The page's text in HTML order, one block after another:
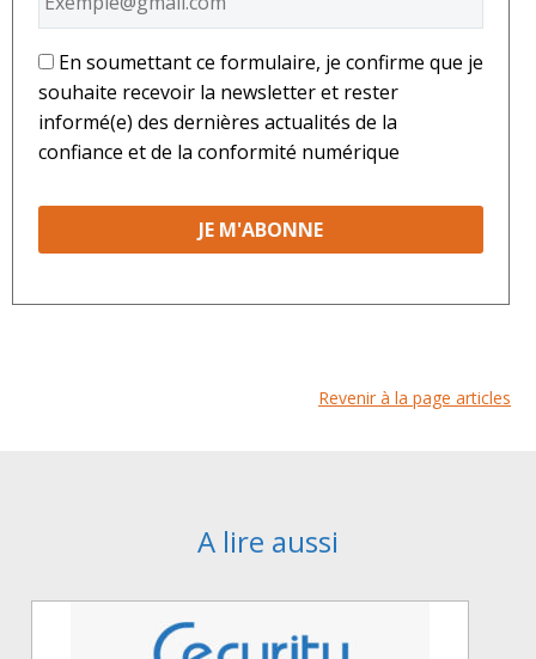
* En soumettant ce formulaire, je confirme que je
souhaite recevoir la newsletter et rester
informé(e) des dernières actualités de la
confiance et de la conformité numérique
Revenir à la page articles
A lire aussi